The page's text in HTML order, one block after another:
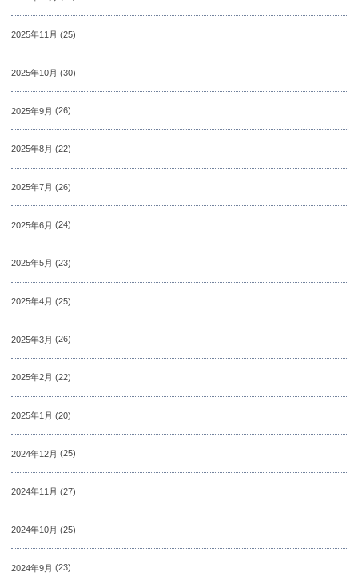
2025年11月 (25)
2025年10月 (30)
2025年9月 (26)
2025年8月 (22)
2025年7月 (26)
2025年6月 (24)
2025年5月 (23)
2025年4月 (25)
2025年3月 (26)
2025年2月 (22)
2025年1月 (20)
2024年12月 (25)
2024年11月 (27)
2024年10月 (25)
2024年9月 (23)